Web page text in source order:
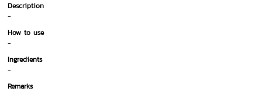
Description
-
How to use
-
Ingredients
-
Remarks